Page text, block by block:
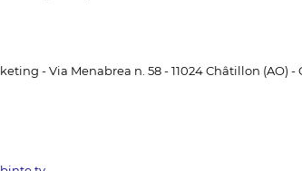
- Via Menabrea n. 58 - 11024 Châtillon (AO) -